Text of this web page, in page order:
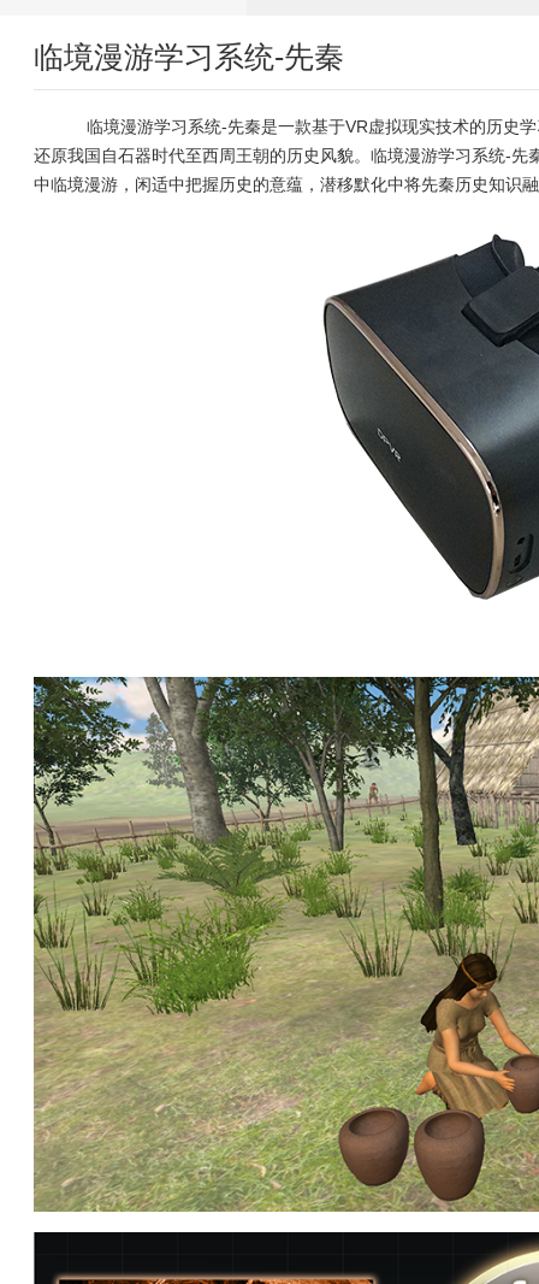
临境漫游学习系统-先秦
临境漫游学习系统-先秦是一款基于VR虚拟现实技术的历史
还原我国自石器时代至西周王朝的历史风貌。临境漫游学习系统-
中临境漫游，闲适中把握历史的意蕴，潜移默化中将先秦历史知识